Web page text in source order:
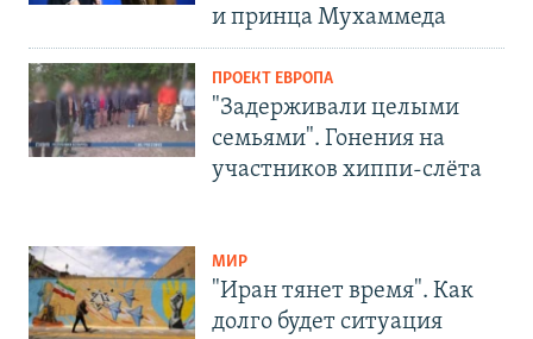
и принца Мухаммеда
ПРОЕКТ ЕВРОПА
"Задерживали целыми
семьями". Гонения на
участников хиппи-слёта
МИР
"Иран тянет время". Как
долго будет ситуация